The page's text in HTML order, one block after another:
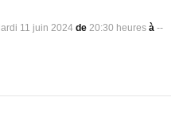
11 juin 2024 de 20:30 heures à --